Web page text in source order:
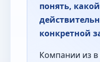
понять,
конкретной
Компании из